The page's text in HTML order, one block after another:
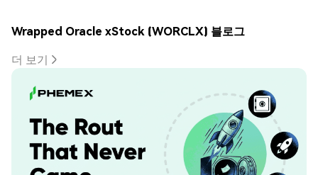
Wrapped Oracle xStock (WORCLX) 블로그
더 보기